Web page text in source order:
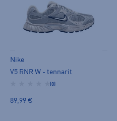
Nike
V5 RNR W - tennarit
(0)
89,99 €